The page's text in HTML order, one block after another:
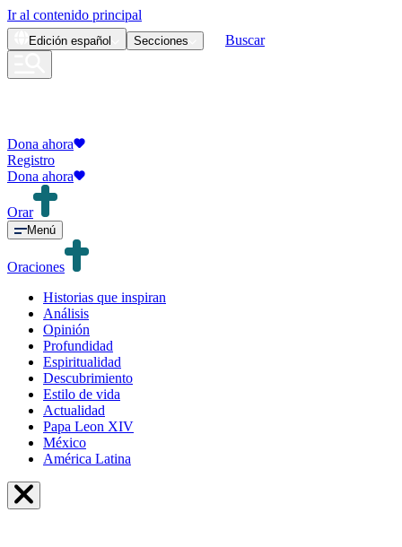
Ir al contenido principal
Edición español Secciones Buscar
Dona ahora
Registro
Dona ahora
Orar
Menú
Oraciones
Historias que inspiran
Análisis
Opinión
Profundidad
Espiritualidad
Descubrimiento
Estilo de vida
Actualidad
Papa Leon XIV
México
América Latina